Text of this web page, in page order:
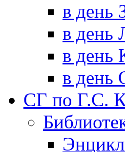
в день
в день
в день
в день
СГ по Г.С.